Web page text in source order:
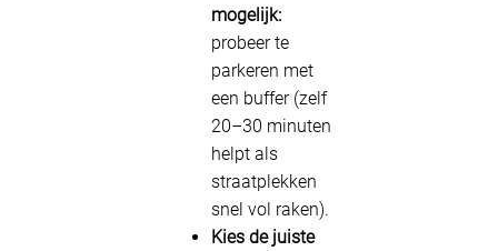
mogelijk:
probeer te
parkeren met
een buffer (zelf
20–30 minuten
helpt als
straatplekken
snel vol raken).
Kies de juiste